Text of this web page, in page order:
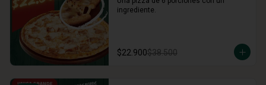
ingrediente.
$22.900$38.500